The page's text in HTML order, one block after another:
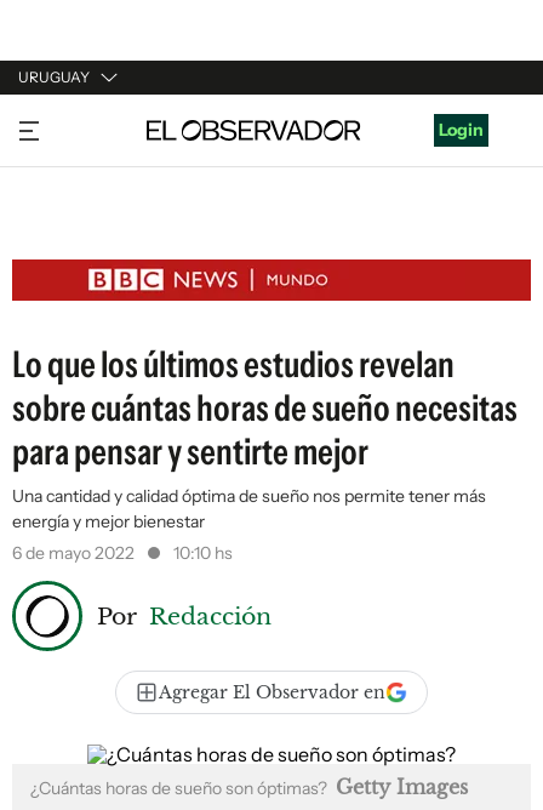
URUGUAY
URUGUAY
ARGENTINA
ESTADOS UNIDOS
Login
Lo que los últimos estudios revelan
sobre cuántas horas de sueño necesitas
para pensar y sentirte mejor
Una cantidad y calidad óptima de sueño nos permite tener más
energía y mejor bienestar
6 de mayo 2022
10:10 hs
Por Redacción
Agregar El Observador en
¿Cuántas horas de sueño son óptimas? Getty Images